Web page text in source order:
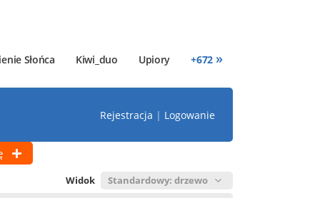
Słońca Kiwi_duo Upiory +672 »
Rejestracja | Logowanie
Widok